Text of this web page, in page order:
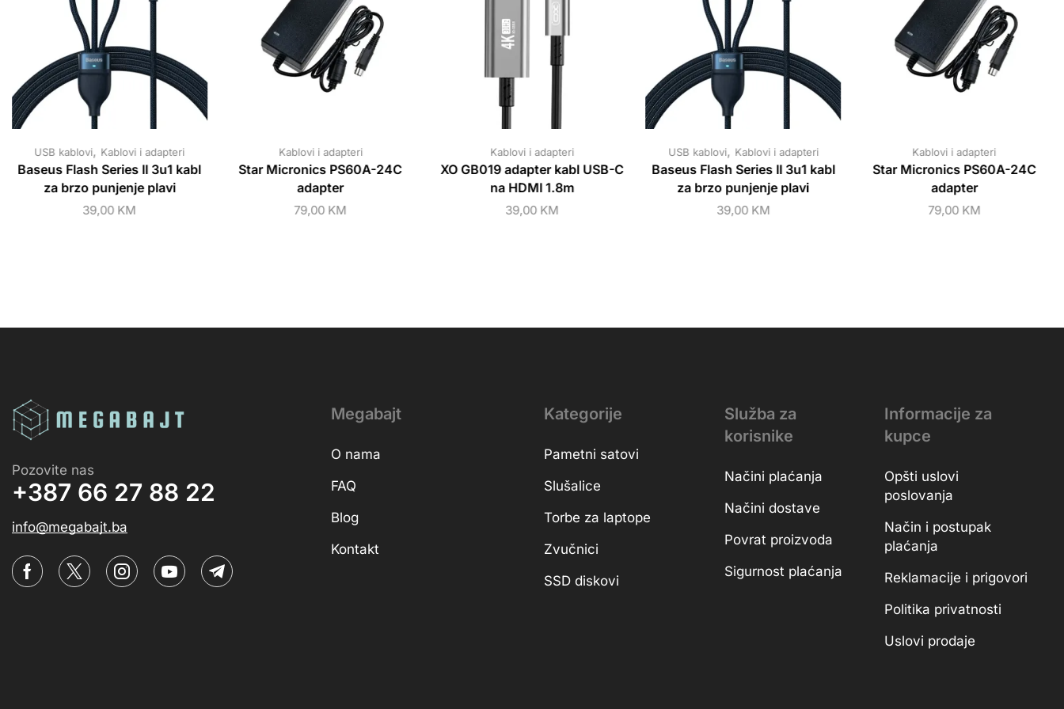
USB kablovi, Kablovi i adapteri
Baseus Flash Series II 3u1 kabl
za brzo punjenje plavi
39,00 KM
Kablovi i adapteri
Star Micronics PS60A-24C
adapter
79,00 KM
Kablovi i adapteri
XO GB019 adapter kabl USB-C
na HDMI 1.8m
39,00 KM
USB kablovi, Kablovi i adapteri
Baseus Flash Series II 3u1 kabl
za brzo punjenje plavi
39,00 KM
Kablovi i adapteri
Star Micronics PS60A-24C
adapter
79,00 KM
Pozovite nas
+387 66 27 88 22
info@megabajt.ba
Megabajt
O nama
FAQ
Blog
Kontakt
Kategorije
Pametni satovi
Slušalice
Torbe za laptope
Zvučnici
SSD diskovi
Služba za
korisnike
Načini plaćanja
Načini dostave
Povrat proizvoda
Sigurnost plaćanja
Informacije za
kupce
Opšti uslovi
poslovanja
Način i postupak
plaćanja
Reklamacije i prigovori
Politika privatnosti
Uslovi prodaje